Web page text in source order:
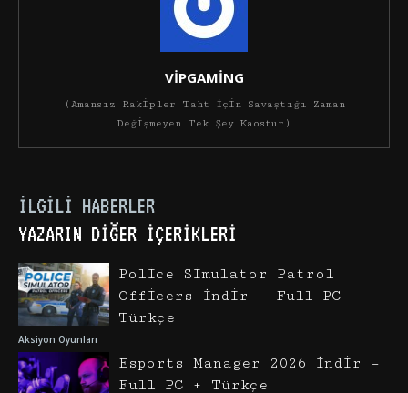
VİPGAMİNG
(Amansız Rakipler Taht İçin Savaştığı Zaman
Değişmeyen Tek Şey Kaostur)
İLGILI HABERLER
YAZARIN DIĞER İÇERIKLERI
Aksiyon Oyunları
Police Simulator Patrol
Officers İndir – Full PC
Türkçe
Esports Manager 2026 İndir –
Full PC + Türkçe